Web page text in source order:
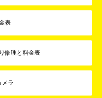
表
修理と料金表
ラ